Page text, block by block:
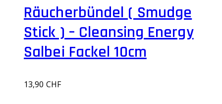
Räucherbündel ( Smudge
Stick ) – Cleansing Energy
Salbei Fackel 10cm
13,90 CHF